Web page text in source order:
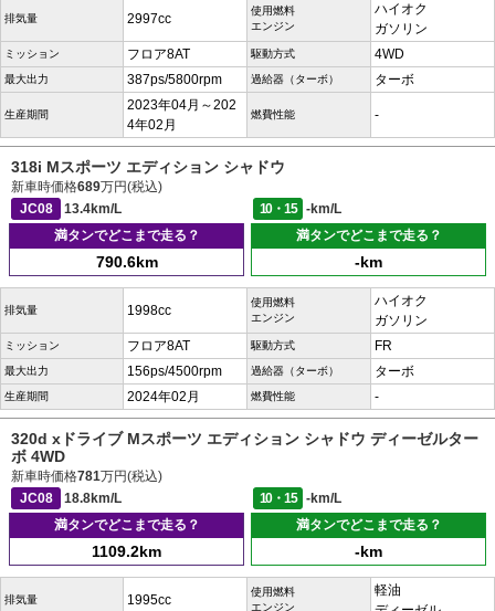
排気量 2997cc
使用燃料
エンジン
ハイオク
ガソリン
ミッション フロア8AT 駆動方式 4WD
最大出力 387ps/5800rpm 過給器（ターボ） ターボ
生産期間
2023年04月～202
4年02月
燃費性能 -
318i Mスポーツ エディション シャドウ
新車時価格689万円(税込)
JC08
13.4km/L 10・15
-km/L
満タンでどこまで走る？
790.6km
満タンでどこまで走る？
-km
排気量 1998cc
使用燃料
エンジン
ハイオク
ガソリン
ミッション フロア8AT 駆動方式 FR
最大出力 156ps/4500rpm 過給器（ターボ） ターボ
生産期間 2024年02月 燃費性能 -
320d xドライブ Mスポーツ エディション シャドウ ディーゼルター
ボ 4WD
新車時価格781万円(税込)
JC08
18.8km/L 10・15
-km/L
満タンでどこまで走る？
1109.2km
満タンでどこまで走る？
-km
排気量 1995cc
使用燃料
エンジン
軽油